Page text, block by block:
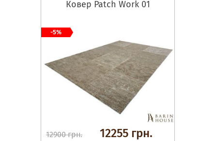
Ковер Patch Work 01
12900 грн. 12255 грн.
-5%